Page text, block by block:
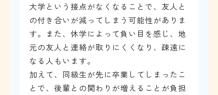
大学という接点がなくなることで、友人と
の付き合いが減ってしまう可能性がありま
す。また、休学によって負い目を感じ、地
元の友人と連絡が取りにくくなり、疎遠に
なる人もいます。
加えて、同級生が先に卒業してしまったこ
とで、後輩との関わりが増えることが負担